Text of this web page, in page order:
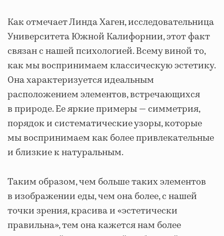
Как отмечает Линда Хаген, исследовательница
Университета Южной Калифорнии, этот факт
связан с нашей психологией. Всему виной то,
как мы воспринимаем классическую эстетику.
Она характеризуется идеальным
расположением элементов, встречающихся
в природе. Ее яркие примеры ― симметрия,
порядок и систематические узоры, которые
мы воспринимаем как более привлекательные
и близкие к натуральным.
Таким образом, чем больше таких элементов
в изображении еды, чем она более, с нашей
точки зрения, красива и «эстетически
правильна», тем она кажется нам более